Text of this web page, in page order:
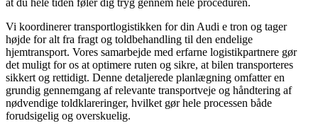
at du hele tiden føler dig tryg gennem hele proceduren.
Vi koordinerer transportlogistikken for din Audi e tron og tager
højde for alt fra fragt og toldbehandling til den endelige
hjemtransport. Vores samarbejde med erfarne logistikpartnere gør
det muligt for os at optimere ruten og sikre, at bilen transporteres
sikkert og rettidigt. Denne detaljerede planlægning omfatter en
grundig gennemgang af relevante transportveje og håndtering af
nødvendige toldklareringer, hvilket gør hele processen både
forudsigelig og overskuelig.